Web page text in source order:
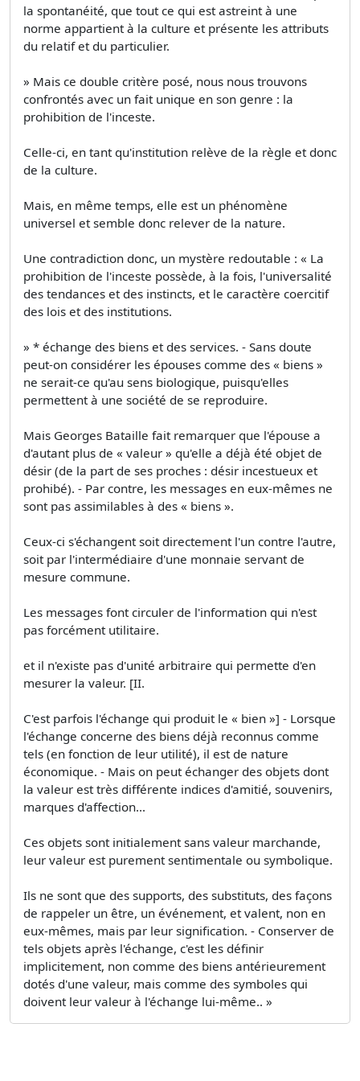
la spontanéité, que tout ce qui est astreint à une
norme appartient à la culture et présente les attributs
du relatif et du particulier.
» Mais ce double critère posé, nous nous trouvons
confrontés avec un fait unique en son genre : la
prohibition de l'inceste.
Celle-ci, en tant qu'institution relève de la règle et donc
de la culture.
Mais, en même temps, elle est un phénomène
universel et semble donc relever de la nature.
Une contradiction donc, un mystère redoutable : « La
prohibition de l'inceste possède, à la fois, l'universalité
des tendances et des instincts, et le caractère coercitif
des lois et des institutions.
» * échange des biens et des services. - Sans doute
peut-on considérer les épouses comme des « biens »
ne serait-ce qu'au sens biologique, puisqu'elles
permettent à une société de se reproduire.
Mais Georges Bataille fait remarquer que l'épouse a
d'autant plus de « valeur » qu'elle a déjà été objet de
désir (de la part de ses proches : désir incestueux et
prohibé). - Par contre, les messages en eux-mêmes ne
sont pas assimilables à des « biens ».
Ceux-ci s'échangent soit directement l'un contre l'autre,
soit par l'intermédiaire d'une monnaie servant de
mesure commune.
Les messages font circuler de l'information qui n'est
pas forcément utilitaire.
et il n'existe pas d'unité arbitraire qui permette d'en
mesurer la valeur. [II.
C'est parfois l'échange qui produit le « bien »] - Lorsque
l'échange concerne des biens déjà reconnus comme
tels (en fonction de leur utilité), il est de nature
économique. - Mais on peut échanger des objets dont
la valeur est très différente indices d'amitié, souvenirs,
marques d'affection...
Ces objets sont initialement sans valeur marchande,
leur valeur est purement sentimentale ou symbolique.
Ils ne sont que des supports, des substituts, des façons
de rappeler un être, un événement, et valent, non en
eux-mêmes, mais par leur signification. - Conserver de
tels objets après l'échange, c'est les définir
implicitement, non comme des biens antérieurement
dotés d'une valeur, mais comme des symboles qui
doivent leur valeur à l'échange lui-même.. »